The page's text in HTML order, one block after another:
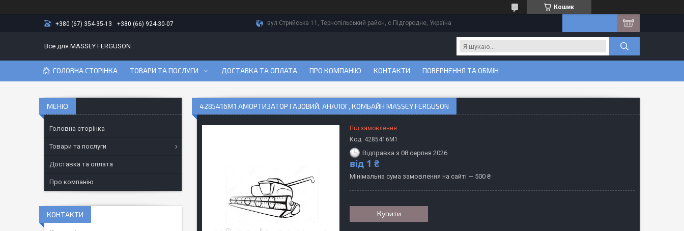
Кошик
+380 (67) 354-35-13 +380 (66) 924-30-07 вул.Стрийська 11, Тернопільський район, с.Підгородне, Україна
Все для MASSEY FERGUSON
ГОЛОВНА СТОРІНКА ТОВАРИ ТА ПОСЛУГИ ДОСТАВКА ТА ОПЛАТА ПРО КОМПАНІЮ КОНТАКТИ ПОВЕРНЕННЯ ТА ОБМІН
4285416M1 АМОРТИЗАТОР ГАЗОВИЙ, АНАЛОГ, КОМБАЙН MASSEY FERGUSON
Під замовлення
Код: 4285416M1
Відправка з 08 серпня 2026
від 1 ₴
Мінімальна сума замовлення на сайті — 500 ₴
Купити
Головна сторінка
Товари та послуги
Доставка та оплата
Про компанію
КОНТАКТИ